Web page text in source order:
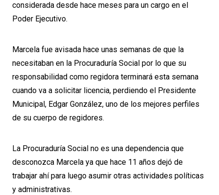
considerada desde hace meses para un cargo en el
Poder Ejecutivo.
Marcela fue avisada hace unas semanas de que la
necesitaban en la Procuraduría Social por lo que su
responsabilidad como regidora terminará esta semana
cuando va a solicitar licencia, perdiendo el Presidente
Municipal, Edgar González, uno de los mejores perfiles
de su cuerpo de regidores.
La Procuraduría Social no es una dependencia que
desconozca Marcela ya que hace 11 años dejó de
trabajar ahí para luego asumir otras actividades políticas
y administrativas.